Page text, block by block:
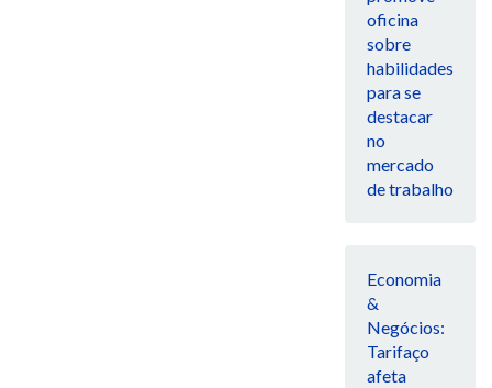
oficina
sobre
habilidades
para se
destacar
no
mercado
de trabalho
Economia
&
Negócios:
Tarifaço
afeta